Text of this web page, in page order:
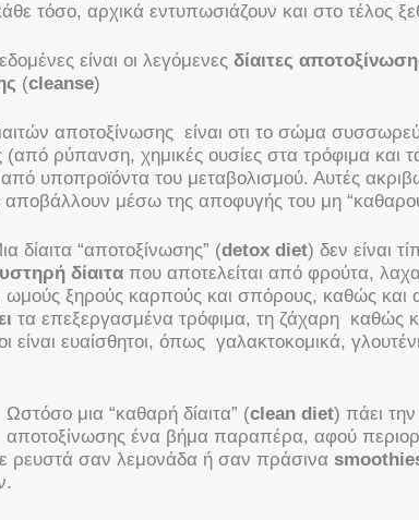
τόσο, αρχικά εντυπωσιάζουν και στο τέλος
είναι οι λεγόμενες δίαιτες
(cleanse)
αποτοξίνωσης είναι οτι το σώμα
(από ρύπανση, χημικές ουσίες στα τρόφιμα και
υποπροϊόντα του μεταβολισμού. Αυτές
μέσω της αποφυγής του μη
δίαιτα “αποτοξίνωσης” (detox diet) δεν είναι
δίαιτα που αποτελείται από φρούτα,
ωμούς ξηρούς καρπούς και σπόρους, καθώς και
τα επεξεργασμένα τρόφιμα, τη ζάχαρη καθώς
είναι ευαίσθητοι, όπως γαλακτοκομικά,
Ωστόσο μια “καθαρή δίαιτα” (clean diet) πάει την
αποτοξίνωσης ένα βήμα παραπέρα, αφού
ρευστά σαν λεμονάδα ή σαν πράσινα